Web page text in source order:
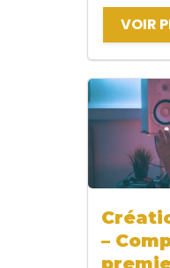
VOIR
–